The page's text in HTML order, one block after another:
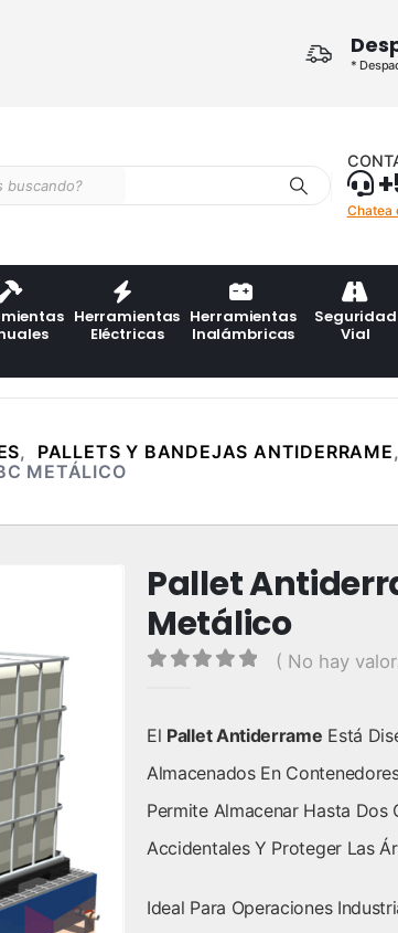
*
Chatea
Herramientas
Eléctricas
Herramientas
Inalámbricas
Seguridad
Vial
, PALLETS Y BANDEJAS ANTIDERRAME,
METÁLICO
Pallet
Metálico
( No hay
El Pallet Antiderrame Está
Almacenados En
Permite Almacenar Hasta Dos
Accidentales Y Proteger Las
Ideal Para Operaciones